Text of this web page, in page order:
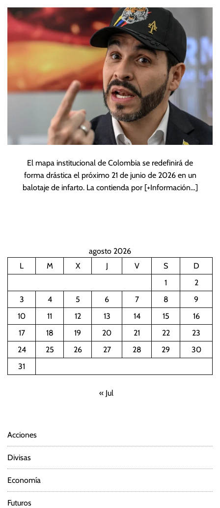
Colombia
El mapa institucional de Colombia se redefinirá de
forma drástica el próximo 21 de junio de 2026 en un
balotaje de infarto. La contienda por [+Información…]
agosto 2026
L
M X J V S
D
1
2
3
4 5 6 7 8
9
10
11 12 13 14 15
16
17
18 19 20 21 22
23
24
25 26 27 28 29
30
31
« Jul
Acciones
Divisas
Economía
Futuros